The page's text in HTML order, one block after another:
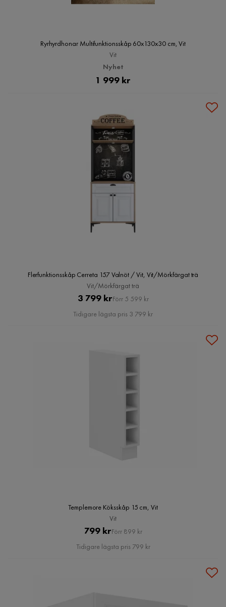
Ryrhyrdhonar Multifunktionsskåp 60x130x30 cm, Vit
Vit
Nyhet
Pris
1 999 kr
Flerfunktionsskåp Cerreta 157 Valnöt / Vit, Vit/Mörkfärgat trä
Vit/Mörkfärgat trä
Pris
3 799 krOriginal
Pris
Förr 5 599 kr
Tidigare lägsta pris 3 799 kr
Templemore Köksskåp 15 cm, Vit
Vit
Pris
799 krOriginal
Pris
Förr 899 kr
Tidigare lägsta pris 799 kr